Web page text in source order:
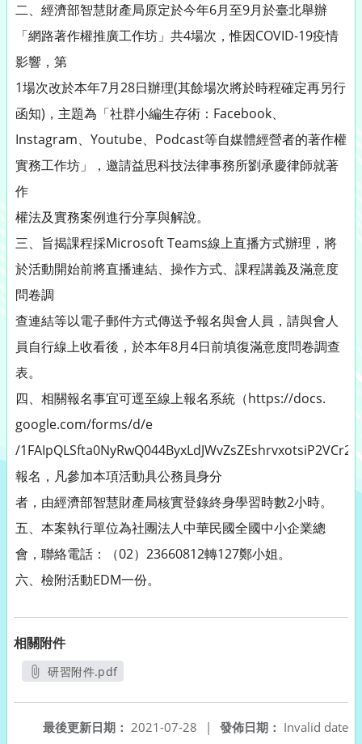
二、經濟部智慧財產局原定於今年6月至9月於臺北舉辦
「網路著作權推廣工作坊」共4場次，惟因COVID-19疫情
影響，第
1場次改於本年7月28日辦理(其餘場次將於時程確定再另行
函知)，主題為「社群小編生存術：Facebook、
Instagram、Youtube、Podcast等自媒體經營者的著作權
實務工作坊」，邀請益思科技法律事務所劉承慶律師就著
作
權法及實務案例進行分享與解說。
三、旨揭課程採Microsoft Teams線上直播方式辦理，將
於活動開始前將直播連結、操作方式、課程講義及滿意度
問卷調
查連結等以電子郵件方式傳送予報名與會人員，請與會人
員自行線上收看後，於本年8月4日前填復滿意度問卷調查
表。
四、相關報名事宜可逕至線上報名系統（https://docs.
google.com/forms/d/e
/
報名，凡參加本項活動具公務員身分
者，由經濟部智慧財產局核實登錄終身學習時數2小時。
五、本案執行單位為社團法人中華民國全國中小企業總
會，聯絡電話：（02）23660812轉127鄭小姐。
六、檢附活動EDM一份。
相關附件
研習附件.pdf
發佈日期： Invalid date
最後更新日期： 2021-07-28
|